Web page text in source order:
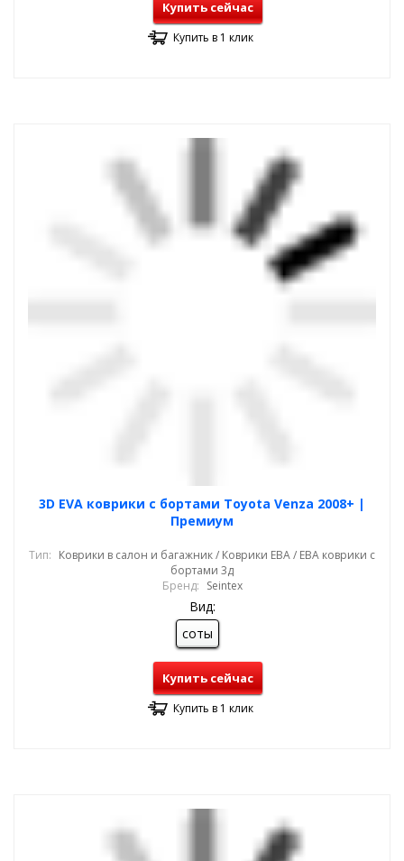
Купить сейчас
Купить в 1 клик
3D EVA коврики с бортами Toyota Venza 2008+ |
Премиум
Тип: Коврики в салон и багажник / Коврики ЕВА / ЕВА коврики с
бортами 3д
Бренд: Seintex
Вид:
соты
Купить сейчас
Купить в 1 клик